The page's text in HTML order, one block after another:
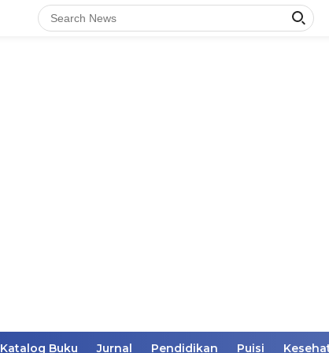
Katalog Buku Jurnal Pendidikan Puisi